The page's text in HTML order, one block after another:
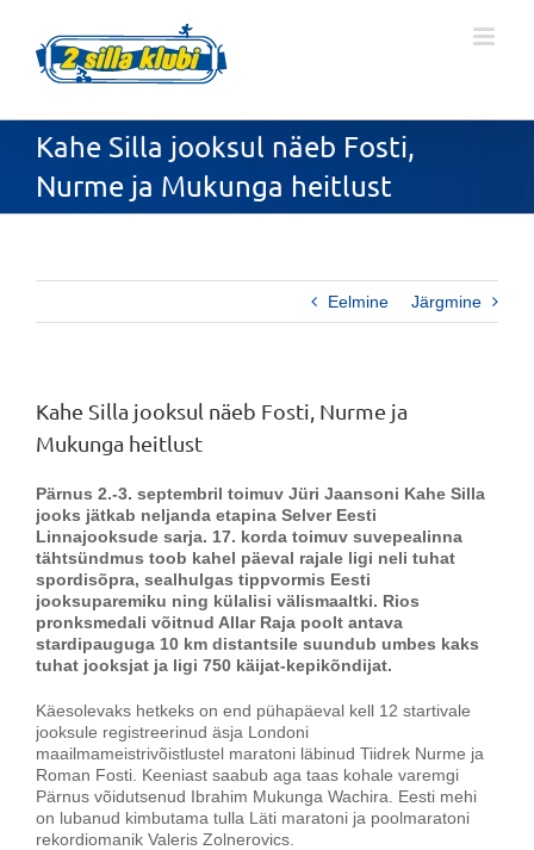
content
Kahe Silla jooksul näeb Fosti,
Nurme ja Mukunga heitlust
Eelmine Järgmine
Kahe Silla jooksul näeb Fosti, Nurme ja
Mukunga heitlust
Pärnus 2.-3. septembril toimuv Jüri Jaansoni Kahe Silla
jooks jätkab neljanda etapina Selver Eesti
Linnajooksude sarja. 17. korda toimuv suvepealinna
tähtsündmus toob kahel päeval rajale ligi neli tuhat
spordisõpra, sealhulgas tippvormis Eesti
jooksuparemiku ning külalisi välismaaltki. Rios
pronksmedali võitnud Allar Raja poolt antava
stardipauguga 10 km distantsile suundub umbes kaks
tuhat jooksjat ja ligi 750 käijat-kepikõndijat.
Käesolevaks hetkeks on end pühapäeval kell 12 startivale
jooksule registreerinud äsja Londoni
maailmameistrivõistlustel maratoni läbinud Tiidrek Nurme ja
Roman Fosti. Keeniast saabub aga taas kohale varemgi
Pärnus võidutsenud Ibrahim Mukunga Wachira. Eesti mehi
on lubanud kimbutama tulla Läti maratoni ja poolmaratoni
rekordiomanik Valeris Zolnerovics.